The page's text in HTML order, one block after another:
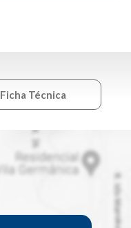
Ficha Técnica